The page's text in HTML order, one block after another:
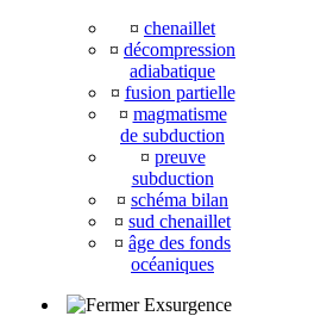
¤ chenaillet
¤ décompression
adiabatique
¤ fusion partielle
¤ magmatisme
de subduction
¤ preuve
subduction
¤ schéma bilan
¤ sud chenaillet
¤ âge des fonds
océaniques
Exsurgence